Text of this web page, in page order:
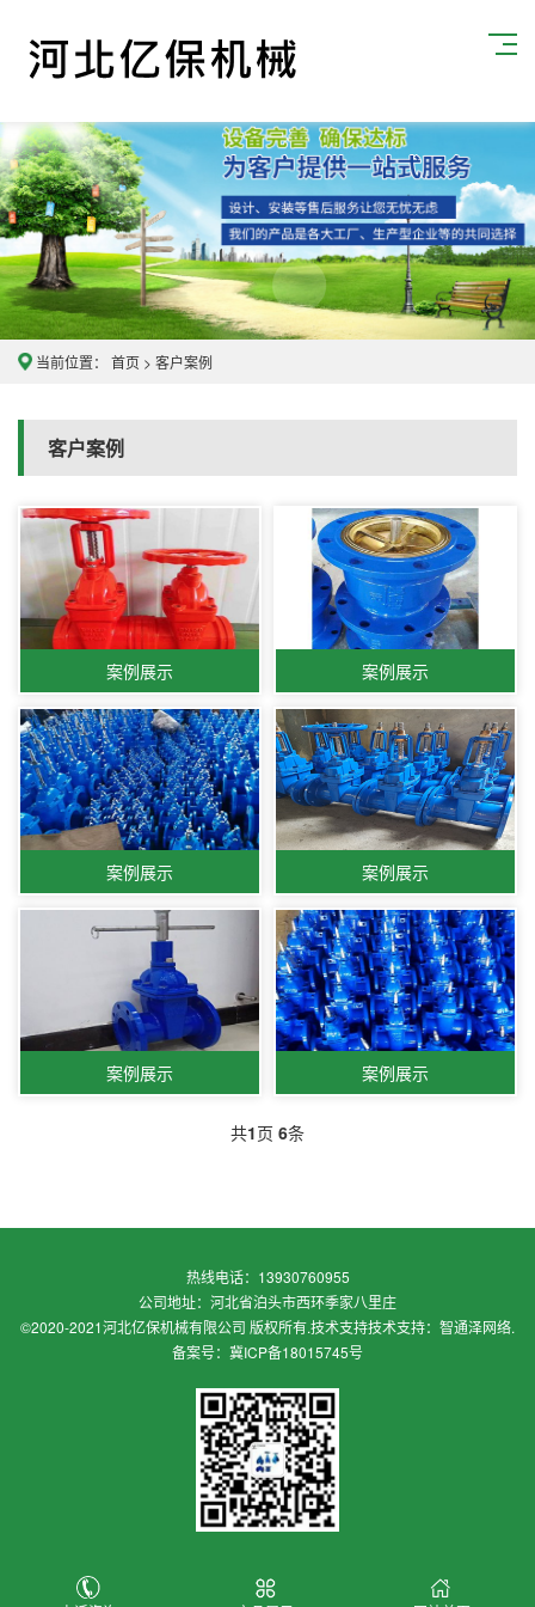
当前位置： 首页 > 客户案例
客户案例
案例展示 案例展示
案例展示 案例展示
案例展示 案例展示
共1页 6条
热线电话：13930760955
公司地址：河北省泊头市西环季家八里庄
©2020-2021河北亿保机械有限公司 版权所有.技术支持技术支持：智通泽网络.
备案号：冀ICP备18015745号